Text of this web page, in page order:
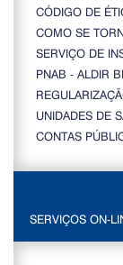
CÓDIGO DE
COMO SE
SERVIÇO DE
PNAB - ALDIR
UNIDADES DE
CONTAS
SERVIÇOS ON-